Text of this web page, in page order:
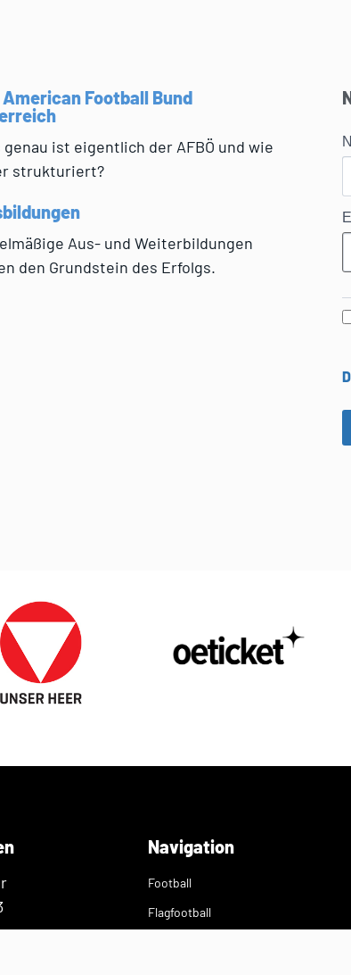
American Football Bund
genau ist eigentlich der AFBÖ und wie
strukturiert?
Aus- und Weiterbildungen
den Grundstein des Erfolgs.
Navigation
Football
Flagfootball